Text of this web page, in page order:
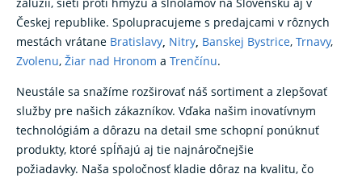
Českej republike. Spolupracujeme s predajcami v rôznych
mestách vrátane Bratislavy, Nitry, Banskej Bystrice, Trnavy,
Zvolenu, Žiar nad Hronom a Trenčínu.
Neustále sa snažíme rozširovať náš sortiment a zlepšovať
služby pre našich zákazníkov. Vďaka našim inovatívnym
technológiám a dôrazu na detail sme schopní ponúknuť
produkty, ktoré spĺňajú aj tie najnáročnejšie
požiadavky. Naša spoločnosť kladie dôraz na kvalitu, čo